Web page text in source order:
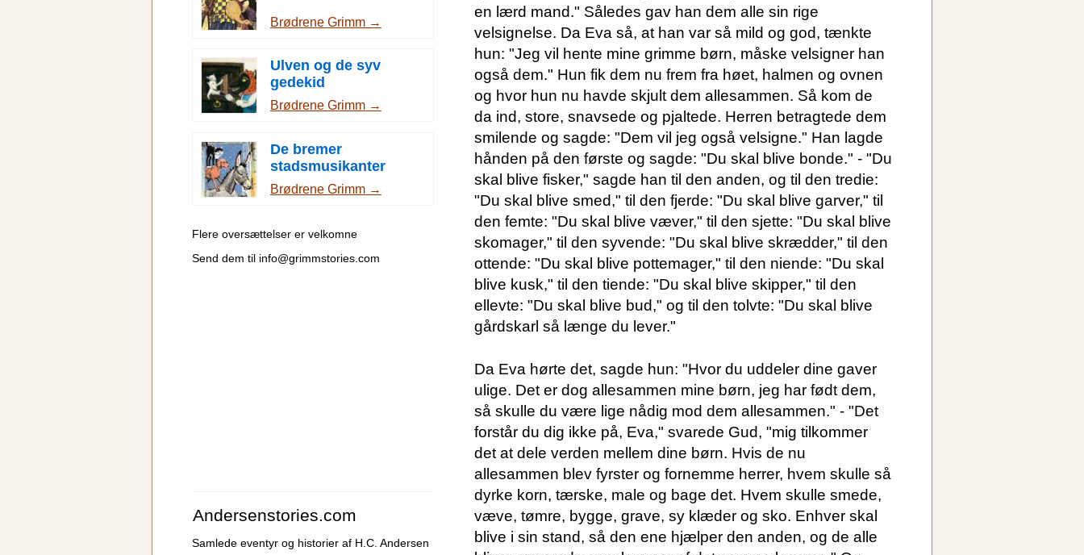
Brødrene Grimm →
Ulven og de syv
gedekid
Brødrene Grimm →
De bremer
stadsmusikanter
Brødrene Grimm →
Flere oversættelser er velkomne
Send dem til info@grimmstories.com
Andersenstories.com
Samlede eventyr og historier af H.C. Andersen
en lærd mand." Således gav han dem alle sin rige
velsignelse. Da Eva så, at han var så mild og god, tænkte
hun: "Jeg vil hente mine grimme børn, måske velsigner han
også dem." Hun fik dem nu frem fra høet, halmen og ovnen
og hvor hun nu havde skjult dem allesammen. Så kom de
da ind, store, snavsede og pjaltede. Herren betragtede dem
smilende og sagde: "Dem vil jeg også velsigne." Han lagde
hånden på den første og sagde: "Du skal blive bonde." - "Du
skal blive fisker," sagde han til den anden, og til den tredie:
"Du skal blive smed," til den fjerde: "Du skal blive garver," til
den femte: "Du skal blive væver," til den sjette: "Du skal blive
skomager," til den syvende: "Du skal blive skrædder," til den
ottende: "Du skal blive pottemager," til den niende: "Du skal
blive kusk," til den tiende: "Du skal blive skipper," til den
ellevte: "Du skal blive bud," og til den tolvte: "Du skal blive
gårdskarl så længe du lever."
Da Eva hørte det, sagde hun: "Hvor du uddeler dine gaver
ulige. Det er dog allesammen mine børn, jeg har født dem,
så skulle du være lige nådig mod dem allesammen." - "Det
forstår du dig ikke på, Eva," svarede Gud, "mig tilkommer
det at dele verden mellem dine børn. Hvis de nu
allesammen blev fyrster og fornemme herrer, hvem skulle så
dyrke korn, tærske, male og bage det. Hvem skulle smede,
væve, tømre, bygge, grave, sy klæder og sko. Enhver skal
blive i sin stand, så den ene hjælper den anden, og de alle